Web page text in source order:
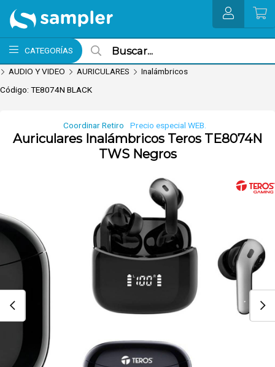
Enviar a email
CATEGORÍAS
MI COMPRA
AUDIO Y VIDEO AURICULARES
Inalámbricos
Código: TE8074N BLACK
Coordinar Retiro Precio especial WEB.
Auriculares Inalámbricos Teros TE8074N
TWS Negros